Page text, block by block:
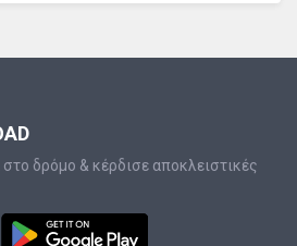
δρόμο & κέρδισε αποκλειστικές